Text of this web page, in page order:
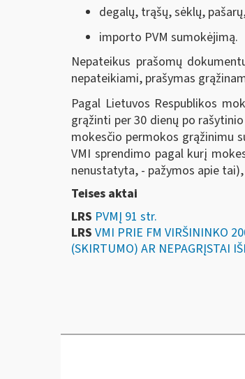
degalų, trąšų, sėklų,
importo PVM sumokėjimą.
Nepateikus prašomų
nepateikiami, prašymas
Pagal Lietuvos Respublikos
grąžinti per 30 dienų po
mokesčio permokos grąžinimu
VMI sprendimo pagal kurį
nenustatyta, - pažymos apie
Teises aktai
LRS PVMĮ 91 str.
LRS VMI PRIE FM VIRŠININKO
(SKIRTUMO) AR NEPAGRĮSTAI